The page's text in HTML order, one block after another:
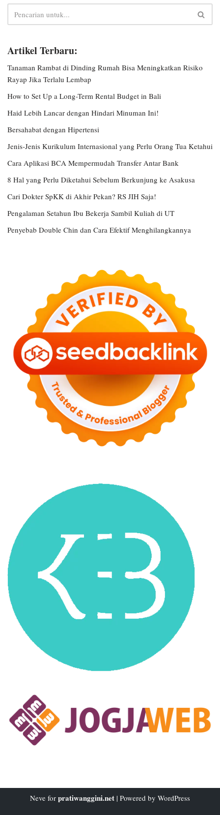
Artikel Terbaru:
Tanaman Rambat di Dinding Rumah Bisa Meningkatkan Risiko
Rayap Jika Terlalu Lembap
How to Set Up a Long-Term Rental Budget in Bali
Haid Lebih Lancar dengan Hindari Minuman Ini!
Bersahabat dengan Hipertensi
Jenis-Jenis Kurikulum Internasional yang Perlu Orang Tua Ketahui
Cara Aplikasi BCA Mempermudah Transfer Antar Bank
8 Hal yang Perlu Diketahui Sebelum Berkunjung ke Asakusa
Cari Dokter SpKK di Akhir Pekan? RS JIH Saja!
Pengalaman Setahun Ibu Bekerja Sambil Kuliah di UT
Penyebab Double Chin dan Cara Efektif Menghilangkannya
Neve for pratiwanggini.net | Powered by WordPress